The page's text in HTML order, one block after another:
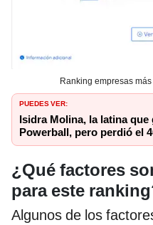
Ranking empresas
PUEDES VER:
Isidra Molina, la latina que
Powerball, pero perdió el
¿Qué factores
para este
Algunos de los